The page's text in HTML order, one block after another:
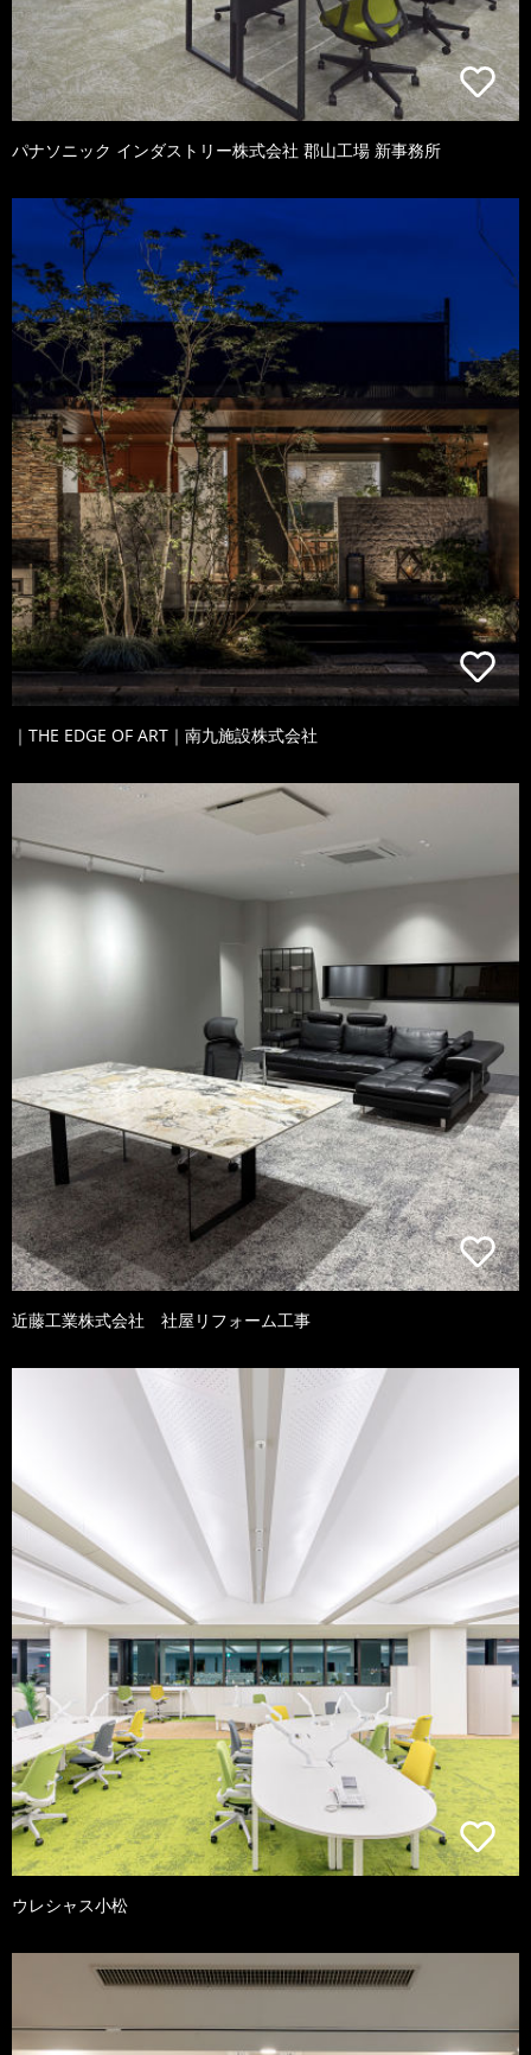
パナソニック インダストリー株式会社 郡山工場 新事務所
｜THE EDGE OF ART｜南九施設株式会社
近藤工業株式会社 社屋リフォーム工事
ウレシャス小松